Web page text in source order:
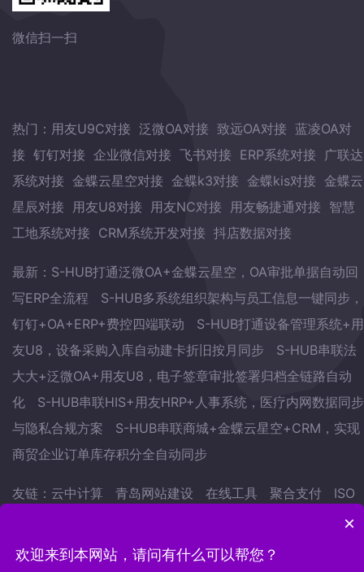
微信扫一扫
热门： 用友U9C对接 泛微OA对接 致远OA对接 蓝凌OA对
接 钉钉对接 企业微信对接 飞书对接 ERP系统对接 广联达
系统对接 金蝶云星空对接 金蝶k3对接 金蝶kis对接 金蝶云
星辰对接 用友U8对接 用友NC对接 用友畅捷通对接 智慧
工地系统对接 CRM系统开发对接 抖店数据对接
最新： S-HUB打通泛微OA+金蝶云星空，OA审批单据自动回
写ERP全流程
S-HUB多系统组织架构与员工信息一键同步，
钉钉+OA+ERP+费控四端联动
S-HUB打通设备管理系统+用
友U8，设备采购入库自动建卡折旧按月同步
S-HUB串联法
大大+泛微OA+用友U8，电子签章审批签署归档全链路自动
化
S-HUB串联HIS+用友HRP+人事系统，医疗内网数据同步
与隐私合规方案
S-HUB串联商城+金蝶云星空+CRM，实现
商贸企业订单库存积分全自动同步
友链： 云中计算 青岛网站建设 在线工具 聚合支付
ISO
地表水监测
站
×
欢迎来到本网站，请问有什么可以帮您？